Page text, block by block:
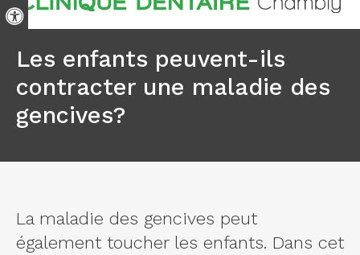
Version accessible
Les enfants peuvent-ils
contracter une maladie des
gencives?
La maladie des gencives peut
également toucher les enfants. Dans cet